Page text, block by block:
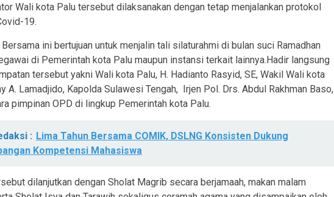
Wali kota Palu tersebut dilaksanakan dengan tetap menjalankan protokol
19.
ini bertujuan untuk menjalin tali silaturahmi di bulan suci Ramadhan
di Pemerintah kota Palu maupun instansi terkait lainnya.Hadir langsung
tersebut yakni Wali kota Palu, H. Hadianto Rasyid, SE, Wakil Wali kota
A. Lamadjido, Kapolda Sulawesi Tengah, Irjen Pol. Drs. Abdul Rakhman Baso,
pimpinan OPD di lingkup Pemerintah kota Palu.
: Lima Tahun Bersama COMIK, DSLNG Konsisten Dukung
Kompetensi Mahasiswa
dilanjutkan dengan Sholat Magrib secara berjamaah, makan malam